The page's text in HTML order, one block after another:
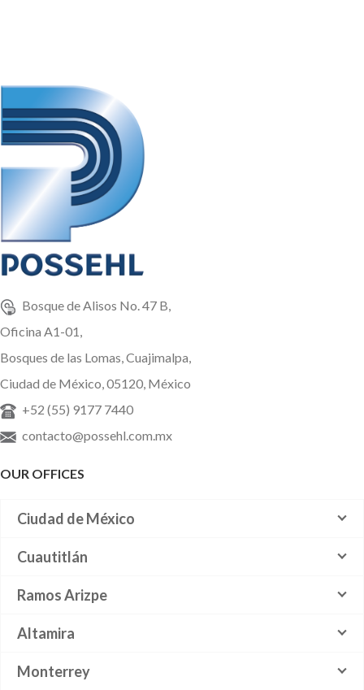
Bosque de Alisos No. 47 B,
Oficina A1-01,
Bosques de las Lomas, Cuajimalpa,
Ciudad de México, 05120, México
+52 (55) 9177 7440
contacto@possehl.com.mx
OUR OFFICES
Ciudad de México
Cuautitlán
Ramos Arizpe
Altamira
Monterrey